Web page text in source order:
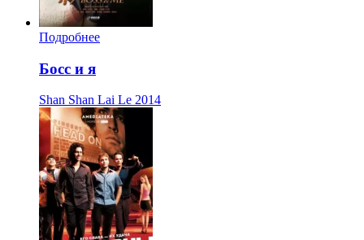
Подробнее
Босс и я
Shan Shan Lai Le 2014